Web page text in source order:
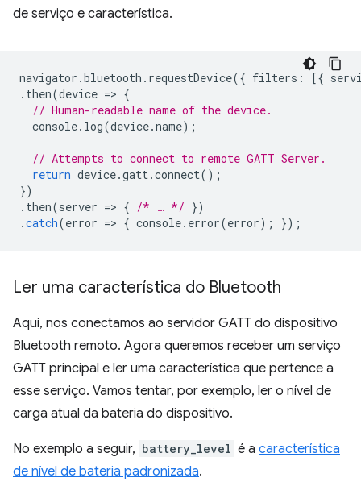
de serviço e característica.
navigator .bluetooth . requestDevice({ filters : [{
. then(device => {
// Human-readable name of the device.
console. log(device.name);
// Attempts to connect to remote GATT Server.
return device.gatt.connect();
})
. then(server => { /* … */ })
.catch(error => { console. error(error); });
Ler uma característica do Bluetooth
Aqui, nos conectamos ao servidor GATT do dispositivo
Bluetooth remoto. Agora queremos receber um serviço
GATT principal e ler uma característica que pertence a
esse serviço. Vamos tentar, por exemplo, ler o nível de
carga atual da bateria do dispositivo.
No exemplo a seguir, battery_level é a característica
de nível de bateria padronizada.